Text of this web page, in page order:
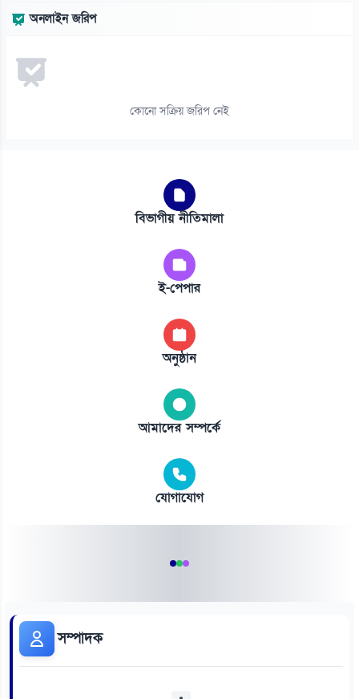
অনলাইন জরিপ
কোনো সক্রিয় জরিপ নেই
বিভাগীয় নীতিমালা
ই-পেপার
অনুষ্ঠান
আমাদের সম্পর্কে
যোগাযোগ
সম্পাদক